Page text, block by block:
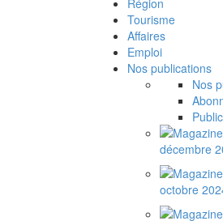
Région
Tourisme
Affaires
Emploi
Nos publications
Nos
décembre
octobre